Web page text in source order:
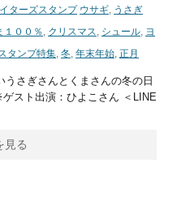
ターズスタンプ ウサギ, うさぎ
１００％ , クリスマス, シュール, ヨ
タンプ特集, 冬, 年末年始, 正月
うさぎさんとくまさんの冬の日
スト出演：ひよこさん ＜LINE
見る